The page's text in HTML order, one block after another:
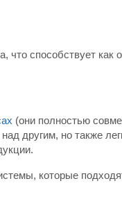
способствует как
(они полностью
другим, но также
которые